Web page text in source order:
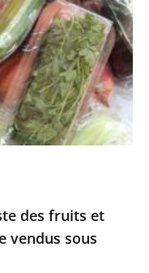
des fruits et
vendus sous